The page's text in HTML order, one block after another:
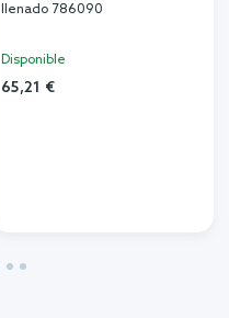
llenado 786090
Disponible
65,21 €